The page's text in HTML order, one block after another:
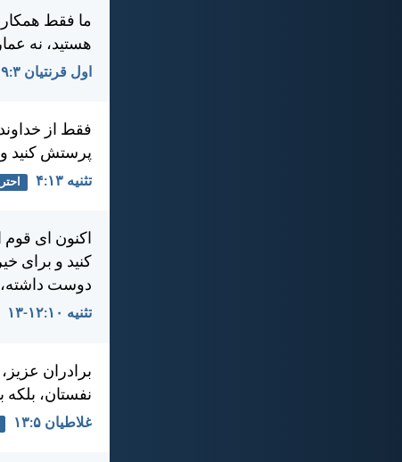
ما فقط
هستيد، نه
اول قرنتیان ۳:‏۹
فقط از
پرستش كنيد و
تثنيه ۱۳:‏۴
اكنون ای
كنيد و برای
دوست داشته،
تثنيه ۱۰:‏۱۲-‏۱۳
برادران
نفستان،
غلاطيان ۵:‏۱۳